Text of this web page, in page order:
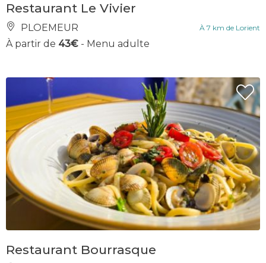
Restaurant Le Vivier
PLOEMEUR À 7 km de Lorient
À partir de 43€ - Menu adulte
Restaurant Bourrasque